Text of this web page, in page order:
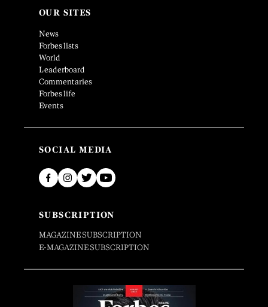
OUR SITES
News
Forbes lists
World
Leaderboard
Commentaries
Forbes life
Events
SOCIAL MEDIA
SUBSCRIPTION
MAGAZINE SUBSCRIPTION
E-MAGAZINE SUBSCRIPTION